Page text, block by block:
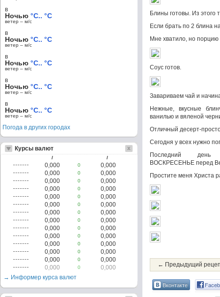
Блины готовы. Из этого
Если брать по 2 блина
Мне хватило, но порцию
Соус готов.
Завариваем чай и
Нежные, вкусные
ванилью и вяленой
Отличный десерт-
Сегодня у всех нужно
Последний день
ВОСКРЕСЕНЬЕ перед
Простите меня Христа
← Предыдущий
Вконтакте
в
Ночью °C.. °C
ветер – м/c
в
Ночью °C.. °C
ветер – м/c
в
Ночью °C.. °C
ветер – м/c
в
Ночью °C.. °C
ветер – м/c
в
Ночью °C.. °C
ветер – м/c
Погода в других городах
Курсы валют
/ /
0,000 0
0,000
0,000
0
0,000
0,000
0
0,000
0,000
0
0,000
0,000
0
0,000
0,000
0
0,000
0,000
0
0,000
0,000
0
0,000
0,000
0
0,000
0,000
0
0,000
0,000
0
0,000
0,000
0
0,000
0,000
0
0,000
0,000
0
0,000
→ Информер курса валют